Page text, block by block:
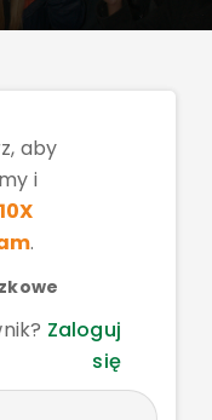
aby
i
10X
.
Zaloguj
się